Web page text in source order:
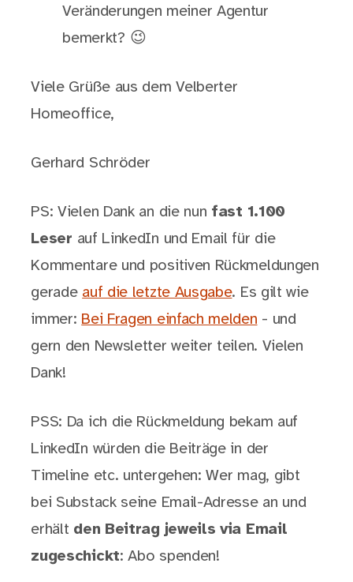
Veränderungen meiner Agentur
bemerkt? 😉
Viele Grüße aus dem Velberter
Homeoffice,
Gerhard Schröder
PS: Vielen Dank an die nun fast 1.100
Leser auf LinkedIn und Email für die
Kommentare und positiven Rückmeldungen
gerade auf die letzte Ausgabe. Es gilt wie
immer: Bei Fragen einfach melden - und
gern den Newsletter weiter teilen. Vielen
Dank!
PSS: Da ich die Rückmeldung bekam auf
LinkedIn würden die Beiträge in der
Timeline etc. untergehen: Wer mag, gibt
bei Substack seine Email-Adresse an und
erhält den Beitrag jeweils via Email
zugeschickt: Abo spenden!